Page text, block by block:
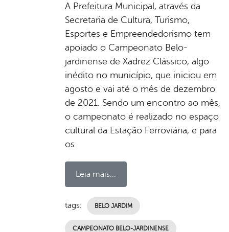
A Prefeitura Municipal, através da
Secretaria de Cultura, Turismo,
Esportes e Empreendedorismo tem
apoiado o Campeonato Belo-
jardinense de Xadrez Clássico, algo
inédito no município, que iniciou em
agosto e vai até o mês de dezembro
de 2021. Sendo um encontro ao mês,
o campeonato é realizado no espaço
cultural da Estação Ferroviária, e para
os
Leia mais...
tags: BELO JARDIM
CAMPEONATO BELO-JARDINENSE